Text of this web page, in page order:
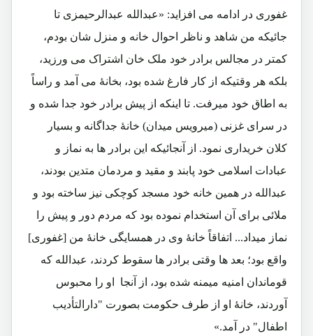
غفوری در ادامه می افزاید: «عبدالله عبدالرحیمزی تا
جائیکه من شاهد و ناظر احوال خانه و منزل شان بودم،
کمتر در مجالس برادر خود ملک خان اشتراک می ورزید،
بلکه هر وقتیکه از کار فارغ شده بود، بخانۀ می آمد و راساً
به اطاق خود میرفت. تا اینکه از پیش برادر خود جدا شده و
در سرای غزنی (میرویس میدان) خانۀ جداگانه و بسیار
کلان خریداری نمود. از آنجائیکه این برادر ها به نماز و
عبادات اسلامی خود پابند و مقید و مردمان متدین بودند،
عبدالله در همین خانه خود مسجد کوچکی نیز ساخته بود و
ملائی برای آن استخدام نموده بود که مردم دور و پیش را
نماز میداد... اتفاقاً خانۀ وی در همسایگی خانۀ من [غفوری]
واقع بود؛ بعد ها وقتی برادر ها سقوط کردند، عبدالله که
قوماندان امنیه میمنه شده بود، از آنجا او را محبوس
آوردند، خانۀ او از طرف حکومت بصورت "دارالتأدیب
اطفال" در آمد.»